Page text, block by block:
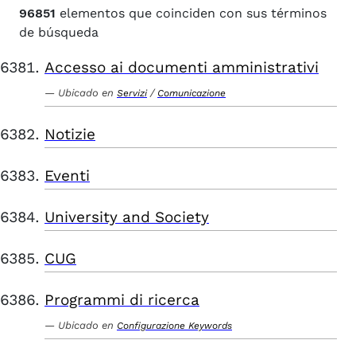
96851 elementos que coinciden con sus términos
de búsqueda
Accesso ai documenti amministrativi
Ubicado en Servizi / Comunicazione
Notizie
Eventi
University and Society
CUG
Programmi di ricerca
Ubicado en Configurazione Keywords